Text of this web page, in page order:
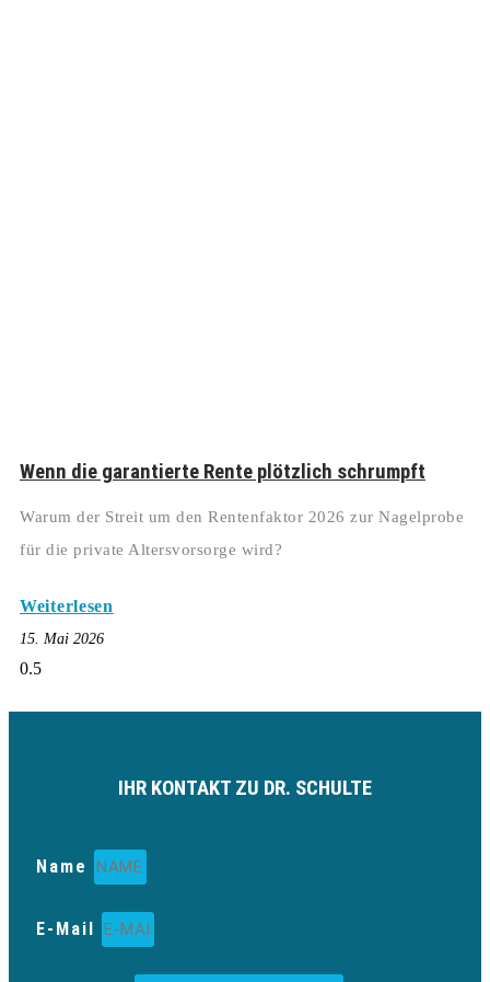
Wenn die garantierte Rente plötzlich schrumpft
Warum der Streit um den Rentenfaktor 2026 zur Nagelprobe
für die private Altersvorsorge wird?
Weiterlesen
15. Mai 2026
IHR KONTAKT ZU DR. SCHULTE
Name
E-Mail